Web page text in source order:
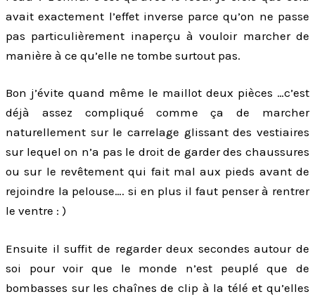
avait exactement l’effet inverse parce qu’on ne passe
pas particulièrement inaperçu à vouloir marcher de
manière à ce qu’elle ne tombe surtout pas.
Bon j’évite quand même le maillot deux pièces …c’est
déjà assez compliqué comme ça de marcher
naturellement sur le carrelage glissant des vestiaires
sur lequel on n’a pas le droit de garder des chaussures
ou sur le revêtement qui fait mal aux pieds avant de
rejoindre la pelouse…. si en plus il faut penser à rentrer
le ventre : )
Ensuite il suffit de regarder deux secondes autour de
soi pour voir que le monde n’est peuplé que de
bombasses sur les chaînes de clip à la télé et qu’elles